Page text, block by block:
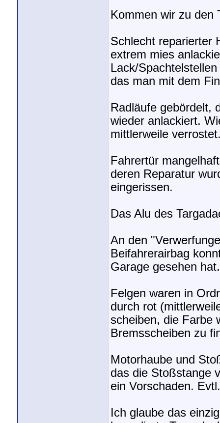
Kommen wir zu den
Schlecht reparierter
extrem mies
Lack/
das man mit dem
Radläufe gebördelt,
wieder anlackiert.
mittlerweile
Fahrertür
deren Reparatur
eingerissen.
Das Alu des
An den
Beifahrerairbag
Garage gesehen hat.
Felgen waren in
durch rot
scheiben, die Farbe
Bremsscheiben zu
Motorhaube und
das die Stoßstange
ein Vorschaden.
Ich glaube das